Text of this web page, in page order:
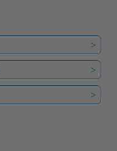
>
>
>